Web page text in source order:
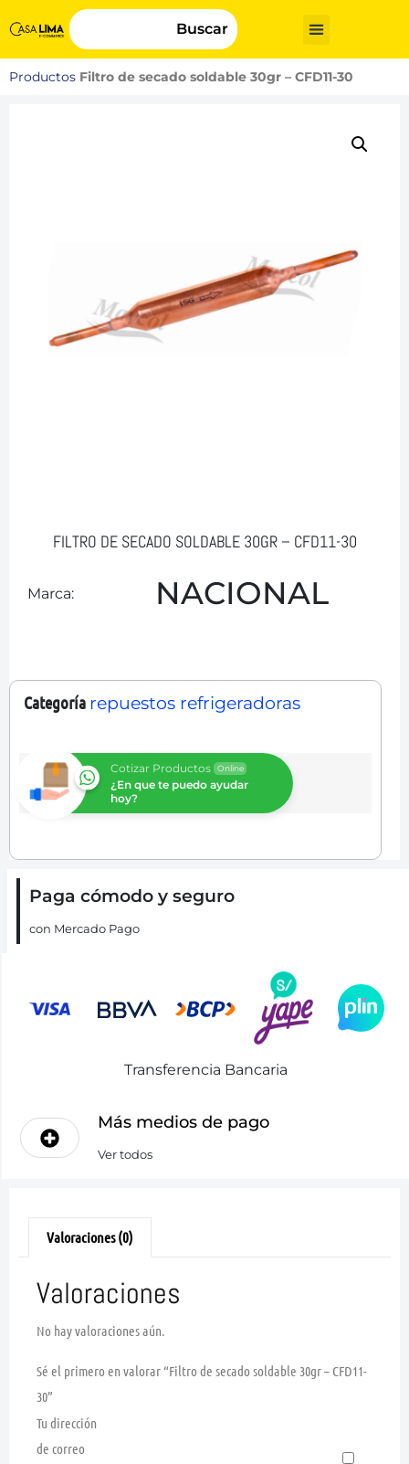
Buscar
Productos Filtro de secado soldable 30gr – CFD11-30
FILTRO DE SECADO SOLDABLE 30GR – CFD11-30
Marca: NACIONAL
Categoría repuestos refrigeradoras
Cotizar Productos Online
¿En que te puedo ayudar
hoy?
Paga cómodo y seguro
con Mercado Pago
Transferencia Bancaria
Más medios de pago
Ver todos
Valoraciones (0)
Valoraciones
No hay valoraciones aún.
Sé el primero en valorar “Filtro de secado soldable 30gr – CFD11-
30”
Tu dirección
de correo